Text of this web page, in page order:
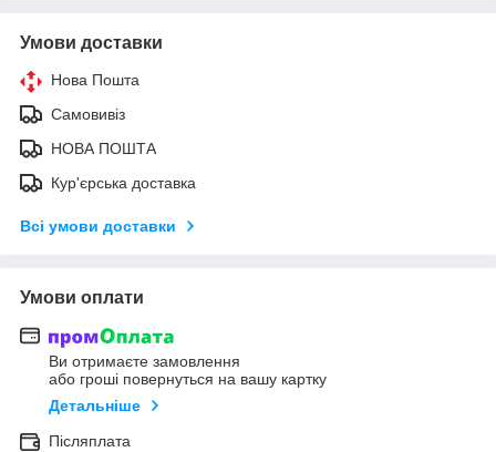
Умови доставки
Нова Пошта
Самовивіз
НОВА ПОШТА
Кур'єрська доставка
Всі умови доставки
Умови оплати
Ви отримаєте замовлення
або гроші повернуться на вашу картку
Детальніше
Післяплата